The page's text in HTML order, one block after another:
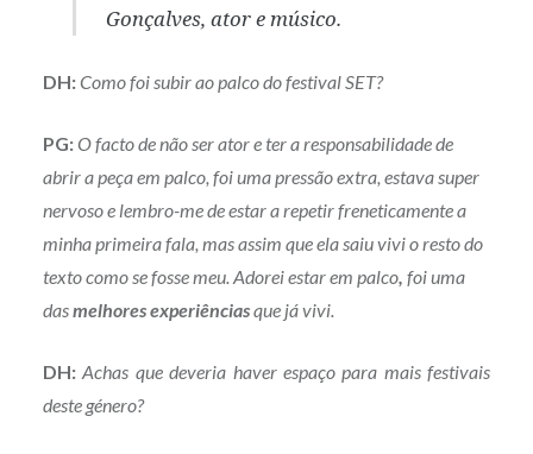
Gonçalves, ator e músico.
DH:Como foi subir ao palco do festival SET?
PG:O facto de não ser ator e ter a responsabilidade de
abrir a peça em palco, foi uma pressão extra, estava super
nervoso e lembro-me de estar a repetir freneticamente a
minha primeira fala, mas assim que ela saiu vivi o resto do
texto como se fosse meu. Adorei estar em palco, foi uma
dasmelhores experiênciasque já vivi.
DH:Achas que deveria haver espaço para mais festivais
deste género?